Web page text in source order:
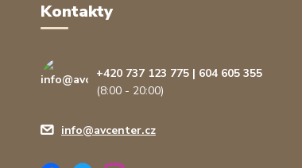
Kontakty
+420 737 123 775 | 604 605 355
(8:00 - 20:00)
info@avcenter.cz